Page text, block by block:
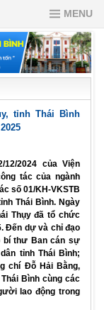
MENU
tỉnh Thái Bình
12/2024 của Viện
tác của ngành
số 01/KH-VKSTB
Thái Bình. Ngày
Thụy đã tổ chức
Đến dự và chỉ đạo
bí thư Ban cán sự
tỉnh Thái Bình;
chí Đỗ Hải Bằng,
Bình cùng các
lao động trong